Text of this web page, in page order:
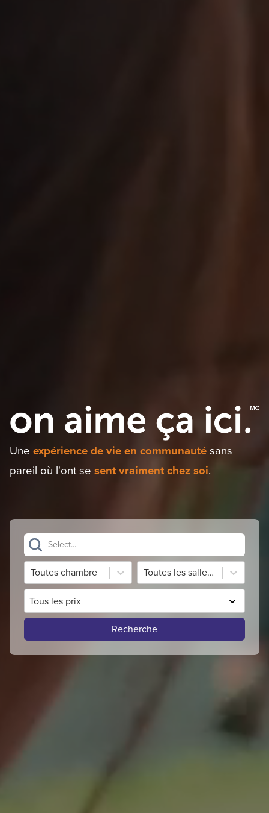
Une expérience de vie en communautésans
pareil où l'ont se sent vraiment chez soi.
Select...
Toutes chambre Toutes les salles de bains
Tous les prix
Recherche